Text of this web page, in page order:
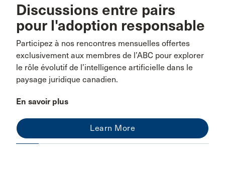
Discussions entre pairs
pour l'adoption responsable
Participez à nos rencontres mensuelles offertes
exclusivement aux membres de l’ABC pour explorer
le rôle évolutif de l’intelligence artificielle dans le
paysage juridique canadien.
En savoir plus
Learn More